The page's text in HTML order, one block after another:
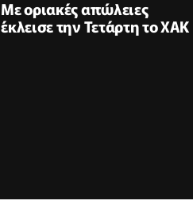
Με οριακές απώλειες
έκλεισε την Τετάρτη το ΧΑΚ